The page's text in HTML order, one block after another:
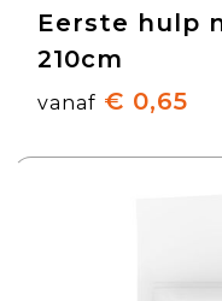
Eerste hulp
210cm
vanaf € 0,65